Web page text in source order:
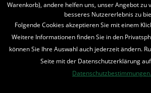
Bestellung widerrufen
* Alle Preise inkl. MwSt. und zzgl.
© 2016-2022 Romantruhe - Buchversand,
die profilschmiede - Internetagentur
Warenkorb), andere helfen uns, unser Angebot zu
besseres Nutzererlebnis zu
Folgende Cookies akzeptieren Sie mit einem
Weitere Informationen finden Sie in den
können Sie Ihre Auswahl auch jederzeit ändern.
Seite mit der Datenschutzerklärung
Datenschutzbestimmungen.